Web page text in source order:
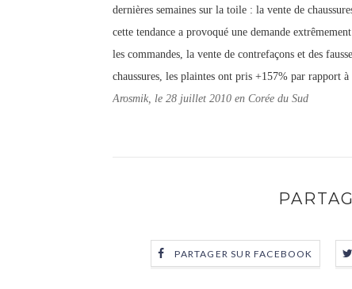
dernières semaines sur la toile : la vente de
cette tendance a provoqué une demande
les commandes, la vente de contrefaçons et des
chaussures, les plaintes ont pris +157% par rapport
Arosmik, le 28 juillet 2010 en Corée du Sud
PARTAGER SUR FACEBOOK